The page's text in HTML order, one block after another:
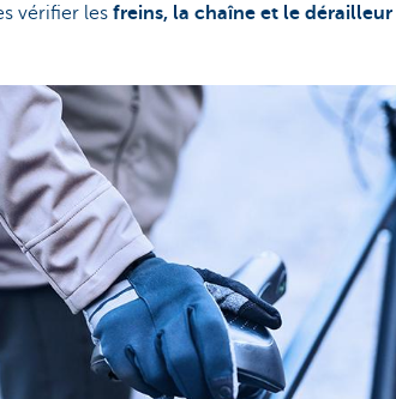
vérifier les freins, la chaîne et le dérailleur